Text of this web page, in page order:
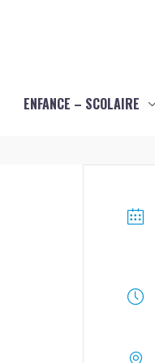
ENFANCE – SCOLAIRE